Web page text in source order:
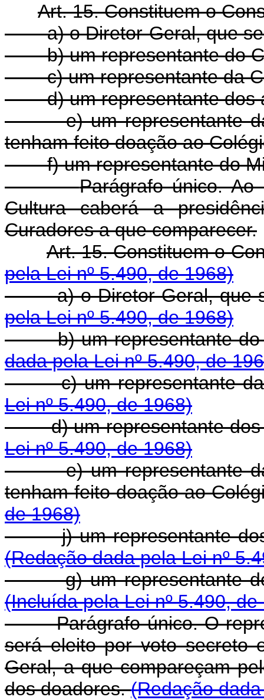
Art. 15. Constituem o
a) o Diretor-Geral, que
b) um representante do
c) um representante da
d) um representante dos
e) um representante
tenham feito doação ao
f) um representante do
Parágrafo único.
Cultura caberá a
Curadores a que comparecer.
Art. 15. Constituem o
pela Lei nº 5.490, de 1968)
a) o Diretor-Geral, que
pela Lei nº 5.490, de 1968)
b) um representante do
dada pela Lei nº 5.490, de
c) um representante da
Lei nº 5.490, de 1968)
d) um representante dos
Lei nº 5.490, de 1968)
e) um representante das
tenham feito doação ao
de 1968)
j) um representante dos
(Redação dada pela Lei nº
g) um representante do
(Incluída pela Lei nº 5.490, de
Parágrafo único. O
será eleito por voto secreto
Geral, a que compareçam
dos doadores.(Redação